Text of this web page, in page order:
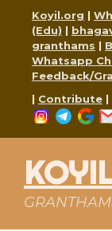
content
Koyil.org |
(Edu) |
granthams |
Whatsapp
Feedback/
| Contribute |
Instagram